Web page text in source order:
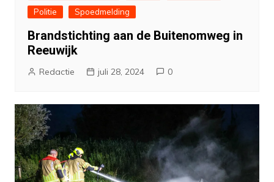
Politie
Spoedmelding
Brandstichting aan de Buitenomweg in
Reeuwijk
Redactie juli 28, 2024 0